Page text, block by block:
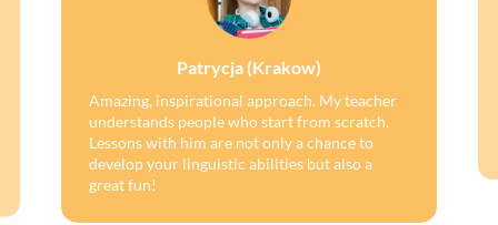
Patrycja (Krakow)
Amazing, inspirational approach. My teacher
understands people who start from scratch.
Lessons with him are not only a chance to
develop your linguistic abilities but also a
great fun!